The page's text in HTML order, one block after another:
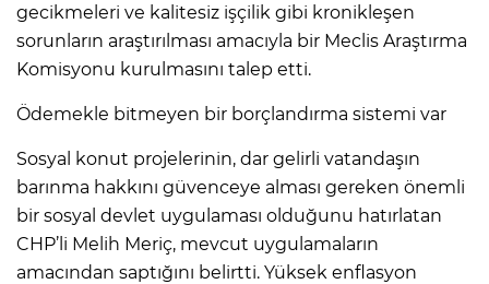
gecikmeleri ve kalitesiz işçilik gibi kronikleşen
sorunların araştırılması amacıyla bir Meclis Araştırma
Komisyonu kurulmasını talep etti.
Ödemekle bitmeyen bir borçlandırma sistemi var
Sosyal konut projelerinin, dar gelirli vatandaşın
barınma hakkını güvenceye alması gereken önemli
bir sosyal devlet uygulaması olduğunu hatırlatan
CHP’li Melih Meriç, mevcut uygulamaların
amacından saptığını belirtti. Yüksek enflasyon